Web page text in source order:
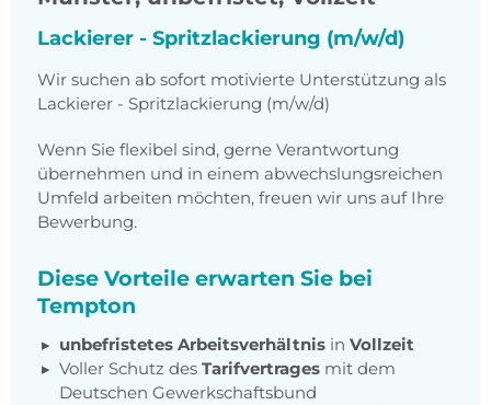
Lackierer - Spritzlackierung (m/w/d)
Wir suchen ab sofort motivierte Unterstützung als
Lackierer - Spritzlackierung (m/w/d)
Wenn Sie flexibel sind, gerne Verantwortung
übernehmen und in einem abwechslungsreichen
Umfeld arbeiten möchten, freuen wir uns auf Ihre
Bewerbung.
Diese Vorteile erwarten Sie bei
Tempton
unbefristetes Arbeitsverhältnis in Vollzeit
Voller Schutz des Tarifvertrages mit dem
Deutschen Gewerkschaftsbund